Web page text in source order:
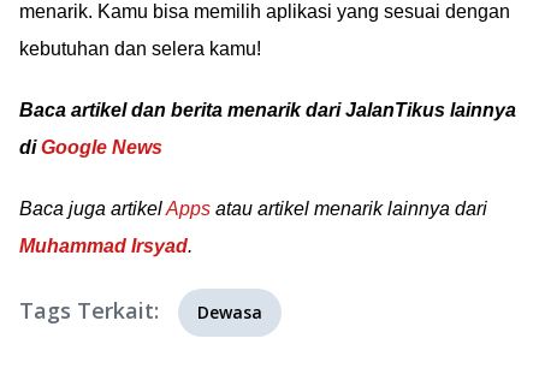
menarik. Kamu bisa memilih aplikasi yang sesuai dengan
kebutuhan dan selera kamu!
Baca artikel dan berita menarik dari JalanTikus lainnya
diGoogle News
Baca juga artikelApps atau artikel menarik lainnya dari
Muhammad Irsyad.
Tags Terkait: Dewasa